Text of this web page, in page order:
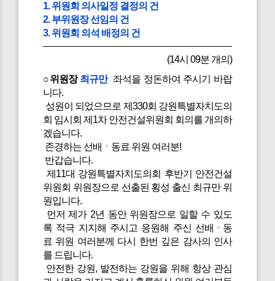
1. 위원회 의사일정 결정의 건
2. 부위원장 선임의 건
3. 위원회 의석 배정의 건
(14시 09분 개의)
○위원장최규만좌석을 정돈하여 주시기 바랍
니다.
성원이 되었으므로 제330회 강원특별자치도의
회 임시회 제1차 안전건설위원회 회의를 개의하
겠습니다.
존경하는 선배ㆍ동료 위원 여러분!
반갑습니다.
제11대 강원특별자치도의회 후반기 안전건설
위원회 위원장으로 선출된 횡성 출신 최규만 위
원입니다.
먼저 제가 2년 동안 위원장으로 일할 수 있도
록 적극 지지해 주시고 응원해 주신 선배ㆍ동
료 위원 여러분께 다시 한번 깊은 감사의 인사
를 드립니다.
안전한 강원, 발전하는 강원을 위해 항상 관심